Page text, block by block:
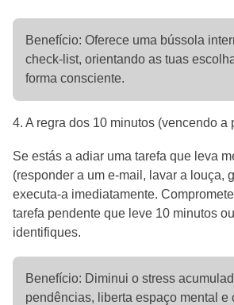
Benefício: Oferece uma bússola
check-list, orientando as tuas
forma consciente.
4. A regra dos 10 minutos (vencendo a
Se estás a adiar uma tarefa que leva
(responder a um e-mail, lavar a louça,
executa-a imediatamente.
tarefa pendente que leve 10 minutos
identifiques.
Benefício: Diminui o stress
pendências, liberta espaço mental e